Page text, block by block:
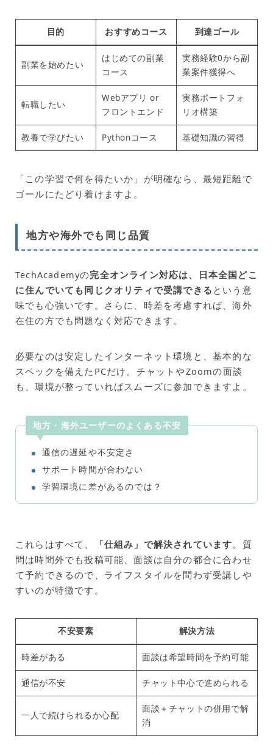
目的 おすすめコース 到達ゴール
副業を始めたい
はじめての副業
コース
実務経験0から副
業案件獲得へ
転職したい
Webアプリ or
フロントエンド
実務ポートフォ
リオ構築
教養で学びたい Pythonコース 基礎知識の習得
「この学習で何を得たいか」が明確なら、最短距離で
ゴールにたどり着けますよ。
地方や海外でも同じ品質
TechAcademyの完全オンライン対応は、日本全国どこ
に住んでいても同じクオリティで受講できる という意
味でも心強いです。さらに、時差を考慮すれば、海外
在住の方でも問題なく対応できます。
必要なのは安定したインターネット環境と、基本的な
スペックを備えたPCだけ。チャットやZoomの面談
も、環境が整っていればスムーズに参加できますよ。
地方・海外ユーザーのよくある不安
通信の遅延や不安定さ
サポート時間が合わない
学習環境に差があるのでは？
これらはすべて、 「仕組み」で解決されています。質
問は時間外でも投稿可能、面談は自分の都合に合わせ
て予約できるので、ライフスタイルを問わず受講しや
すいのが特徴です。
不安要素 解決方法
時差がある 面談は希望時間を予約可能
通信が不安 チャット中心で進められる
一人で続けられるか心配
面談＋チャットの併用で解
消